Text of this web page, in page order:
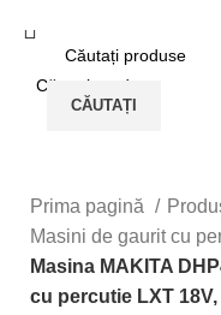
CĂUTAȚI
Prima pagină
Masini de gaurit cu
Masina MAKITA
cu percutie LXT